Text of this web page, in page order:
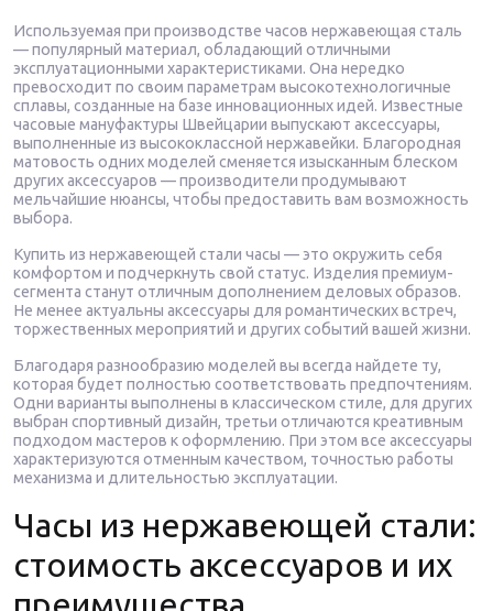
Используемая при производстве часов нержавеющая сталь
— популярный материал, обладающий отличными
эксплуатационными характеристиками. Она нередко
превосходит по своим параметрам высокотехнологичные
сплавы, созданные на базе инновационных идей. Известные
часовые мануфактуры Швейцарии выпускают аксессуары,
выполненные из высококлассной нержавейки. Благородная
матовость одних моделей сменяется изысканным блеском
других аксессуаров — производители продумывают
мельчайшие нюансы, чтобы предоставить вам возможность
выбора.
Купить из нержавеющей стали часы — это окружить себя
комфортом и подчеркнуть свой статус. Изделия премиум-
сегмента станут отличным дополнением деловых образов.
Не менее актуальны аксессуары для романтических встреч,
торжественных мероприятий и других событий вашей жизни.
Благодаря разнообразию моделей вы всегда найдете ту,
которая будет полностью соответствовать предпочтениям.
Одни варианты выполнены в классическом стиле, для других
выбран спортивный дизайн, третьи отличаются креативным
подходом мастеров к оформлению. При этом все аксессуары
характеризуются отменным качеством, точностью работы
механизма и длительностью эксплуатации.
Часы из нержавеющей стали:
стоимость аксессуаров и их